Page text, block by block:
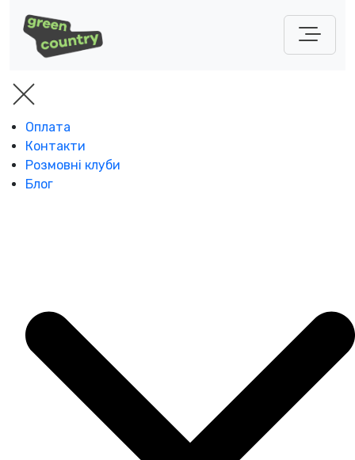
Оплата
Контакти
Розмовні клуби
Блог